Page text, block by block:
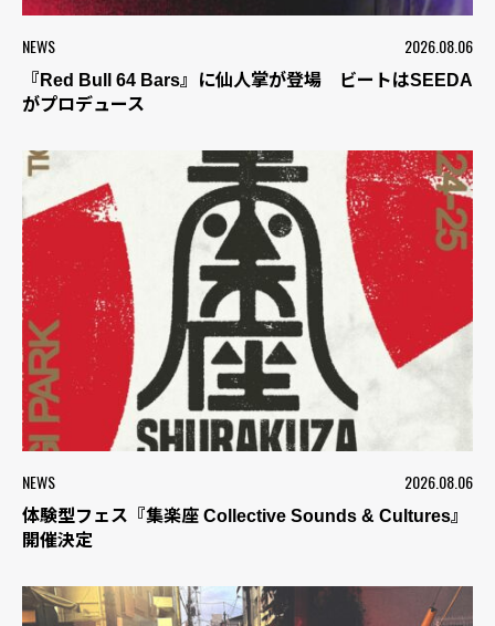
NEWS 2026.08.06
『Red Bull 64 Bars』に仙人掌が登場 ビートはSEEDA
がプロデュース
NEWS 2026.08.06
体験型フェス『集楽座 Collective Sounds & Cultures』
開催決定